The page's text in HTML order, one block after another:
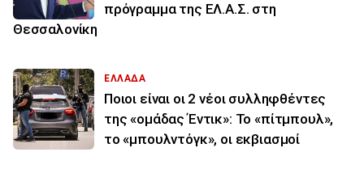
πρόγραμμα της ΕΛ.Α.Σ. στη
Θεσσαλονίκη
ΕΛΛΑΔΑ
Ποιοι είναι οι 2 νέοι συλληφθέντες
της «ομάδας Έντικ»: Το «πίτμπουλ»,
το «μπουλντόγκ», οι εκβιασμοί